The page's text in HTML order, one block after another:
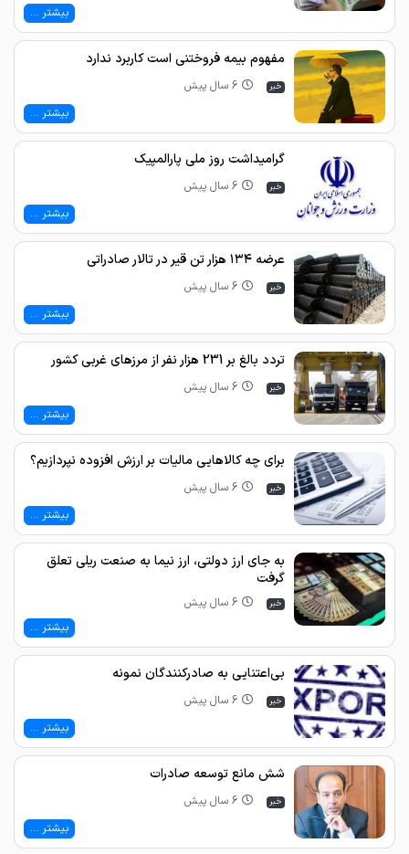
بیشتر ...
مفهوم بیمه فروختنی است کاربرد ندارد
خبر
6 سال پیش
بیشتر ...
گرامیداشت روز ملی پارالمپیک
6 سال پیش
بیشتر ...
عرضه ۱۳۴ هزار تن قیر در تالار صادراتی
خبر
6 سال پیش
بیشتر ...
تردد بالغ بر 231 هزار نفر از مرزهاي غربي كشور
خبر
6 سال پیش
بیشتر ...
برای چه کالاهایی مالیات بر ارزش افزوده نپردازیم؟
خبر
6 سال پیش
بیشتر ...
به جای ارز دولتی، ارز نیما به صنعت ریلی تعلق
گرفت
خبر
6 سال پیش
بیشتر ...
بی‌اعتنایی به صادرکنندگان نمونه
خبر
6 سال پیش
بیشتر ...
شش مانع توسعه صادرات
خبر
6 سال پیش
بیشتر ...